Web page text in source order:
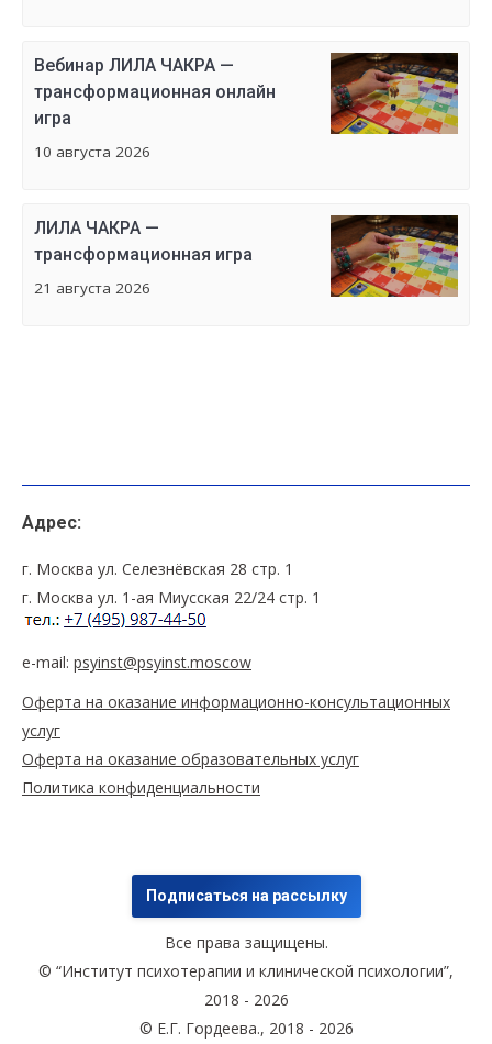
Вебинар ЛИЛА ЧАКРА —
трансформационная онлайн
игра
10 августа 2026
ЛИЛА ЧАКРА —
трансформационная игра
21 августа 2026
Адрес:
г. Москва ул. Селезнёвская 28 стр. 1
г. Москва ул. 1-ая Миусская 22/24 стр. 1
e-mail: psyinst@psyinst.moscow
Оферта на оказание информационно-консультационных
услуг
Оферта на оказание образовательных услуг
Политика конфиденциальности
Подписаться на рассылку
Все права защищены.
© “Институт психотерапии и клинической психологии”,
2018 - 2026
© Е.Г. Гордеева., 2018 - 2026